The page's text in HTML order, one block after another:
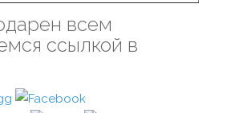
всем
ссылкой в